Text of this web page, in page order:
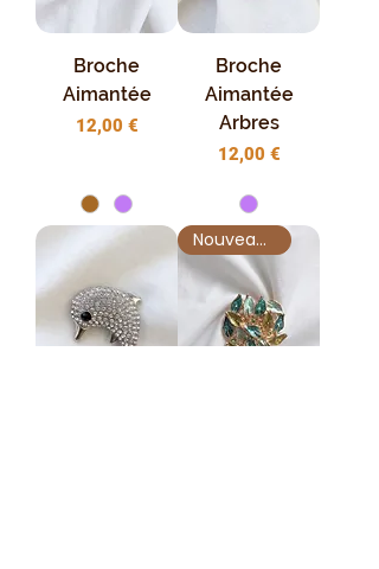
Broche
Aimantée
Prix
12,00 €
Broche
Aimantée
Arbres
Prix
12,00 €
Nouveauté !